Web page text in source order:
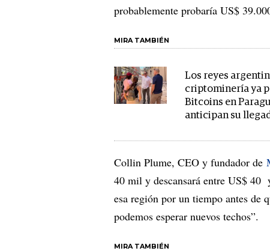
probablemente probaría US$
MIRA TAMBIÉN
Los reyes
criptominería ya
Bitcoins en
anticipan su
Collin Plume, CEO y fundador de
40 mil y descansará entre US$ 40
esa región por un tiempo antes de
podemos esperar nuevos techos”.
MIRA TAMBIÉN